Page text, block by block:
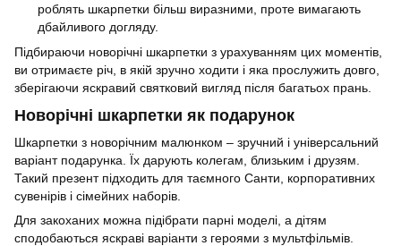
роблять шкарпетки більш виразними, проте вимагають
дбайливого догляду.
Підбираючи новорічні шкарпетки з урахуванням цих моментів,
ви отримаєте річ, в якій зручно ходити і яка прослужить довго,
зберігаючи яскравий святковий вигляд після багатьох прань.
Новорічні шкарпетки як подарунок
Шкарпетки з новорічним малюнком – зручний і універсальний
варіант подарунка. Їх дарують колегам, близьким і друзям.
Такий презент підходить для таємного Санти, корпоративних
сувенірів і сімейних наборів.
Для закоханих можна підібрати парні моделі, а дітям
сподобаються яскраві варіанти з героями з мультфільмів.